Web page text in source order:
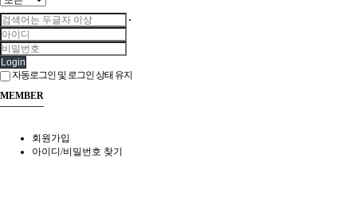
Login
자동로그인 및 로그인 상태 유지
MEMBER
회원가입
아이디/비밀번호 찾기